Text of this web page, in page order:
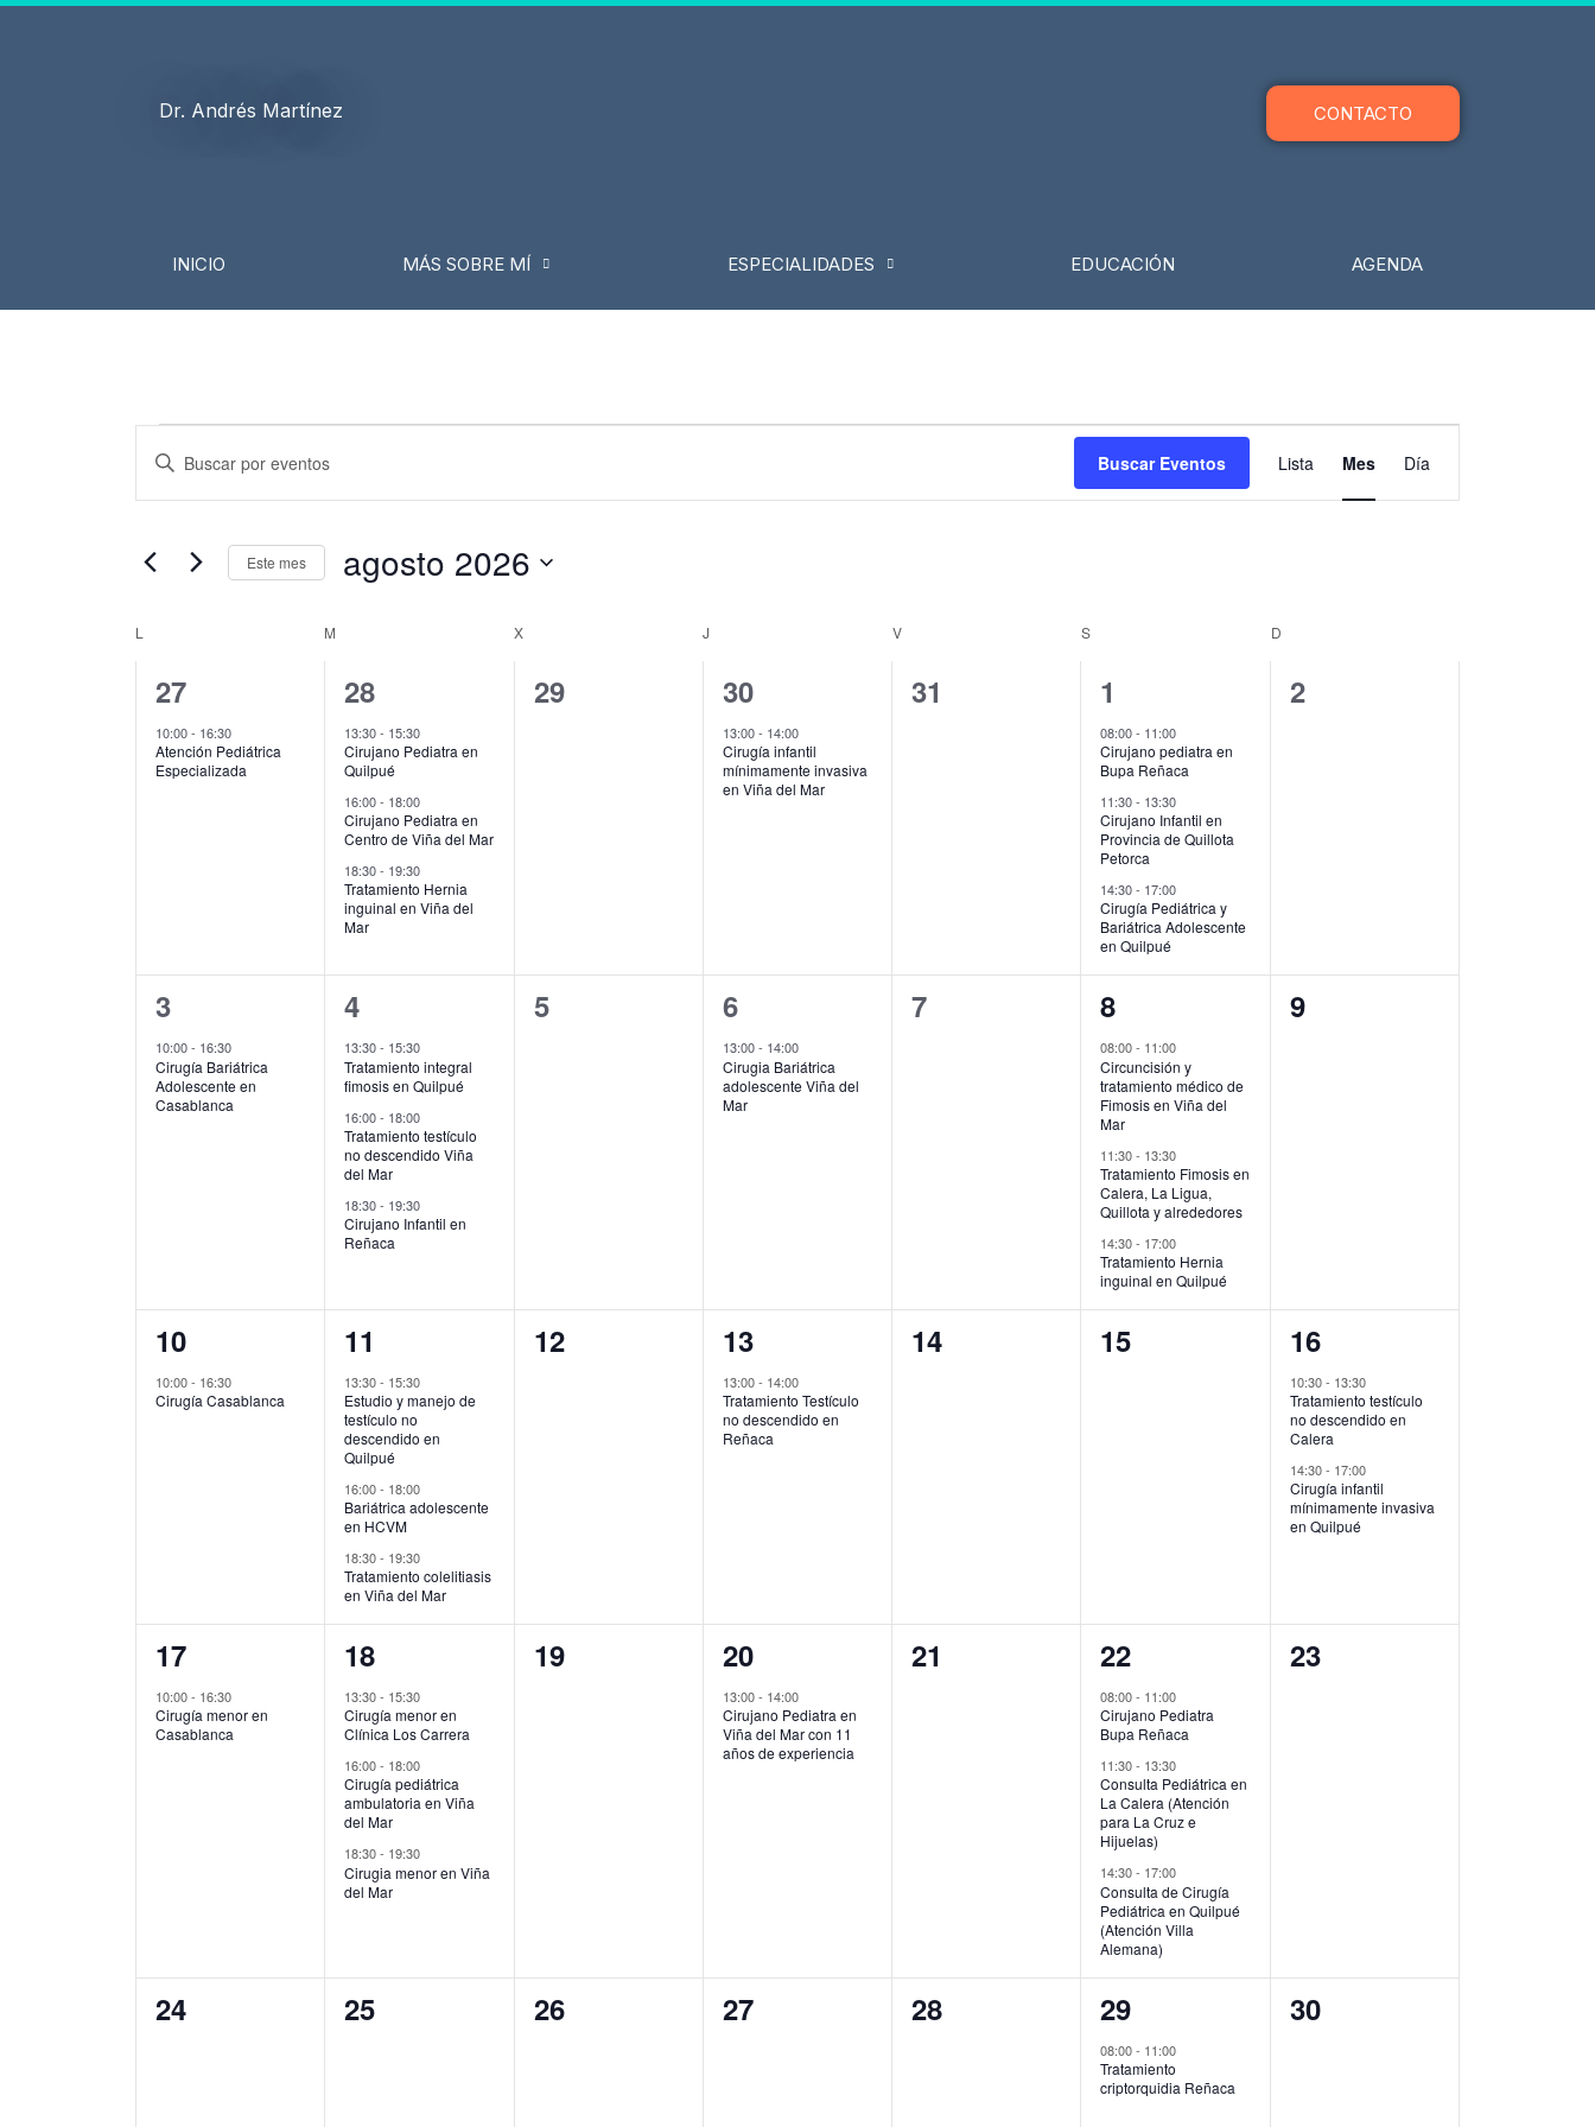
Ir
Dr. Andrés Martínez
CONTACTO
INICIO MÁS SOBRE MÍ ESPECIALIDADES EDUCACIÓN AGENDA
de
búsqueda
vistas
Introduce
Busca
para
palabra
clave.
Buscar Eventos
de
vistas
Lista Mes Día
Este mes agosto 2026
Calendario
de
Eventos
L M X J V S D
1
evento,
27
10:00- 16:30
Atención Pediátrica
Especializada
3
eventos,
28
13:30- 15:30
Cirujano Pediatra en
Quilpué
16:00- 18:00
Cirujano Pediatra en
Centro de Viña del Mar
18:30- 19:30
Tratamiento Hernia
inguinal en Viña del
Mar
0
29
1
evento,
30
13:00- 14:00
Cirugía infantil
mínimamente invasiva
en Viña del Mar
0
31
3
eventos,
1
08:00- 11:00
Cirujano pediatra en
Bupa Reñaca
11:30- 13:30
Cirujano Infantil en
Provincia de Quillota
Petorca
14:30- 17:00
Cirugía Pediátrica y
Bariátrica Adolescente
en Quilpué
0
2
1
evento,
3
10:00- 16:30
Cirugía Bariátrica
Adolescente en
Casablanca
3
eventos,
4
13:30- 15:30
Tratamiento integral
fimosis en Quilpué
16:00- 18:00
Tratamiento testículo
no descendido Viña
del Mar
18:30- 19:30
Cirujano Infantil en
Reñaca
0
5
1
evento,
6
13:00- 14:00
Cirugia Bariátrica
adolescente Viña del
Mar
0
7
3
eventos,
8
08:00- 11:00
Circuncisión y
tratamiento médico de
Fimosis en Viña del
Mar
11:30- 13:30
Tratamiento Fimosis en
Calera, La Ligua,
Quillota y alrededores
14:30- 17:00
Tratamiento Hernia
inguinal en Quilpué
0
9
1
evento,
10
10:00- 16:30
Cirugía Casablanca
3
eventos,
11
13:30- 15:30
Estudio y manejo de
testículo no
descendido en
Quilpué
16:00- 18:00
Bariátrica adolescente
en HCVM
18:30- 19:30
Tratamiento colelitiasis
en Viña del Mar
0
12
1
evento,
13
13:00- 14:00
Tratamiento Testículo
no descendido en
Reñaca
0
14
0
15
2
eventos,
16
10:30- 13:30
Tratamiento testículo
no descendido en
Calera
14:30- 17:00
Cirugía infantil
mínimamente invasiva
en Quilpué
1
evento,
17
10:00- 16:30
Cirugía menor en
Casablanca
3
eventos,
18
13:30- 15:30
Cirugía menor en
Clínica Los Carrera
16:00- 18:00
Cirugía pediátrica
ambulatoria en Viña
del Mar
18:30- 19:30
Cirugia menor en Viña
del Mar
0
19
1
evento,
20
13:00- 14:00
Cirujano Pediatra en
Viña del Mar con 11
años de experiencia
0
21
3
eventos,
22
08:00- 11:00
Cirujano Pediatra
Bupa Reñaca
11:30- 13:30
Consulta Pediátrica en
La Calera (Atención
para La Cruz e
Hijuelas)
14:30- 17:00
Consulta de Cirugía
Pediátrica en Quilpué
(Atención Villa
Alemana)
0
23
0
24
0
25
0
26
0
27
0
28
1
evento,
29
08:00- 11:00
Tratamiento
criptorquidia Reñaca
0
30